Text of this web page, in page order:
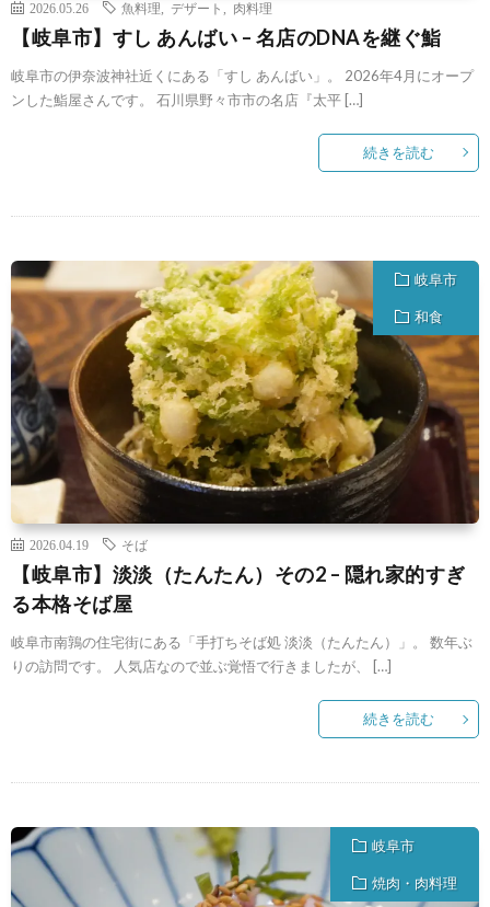
2026.05.26 魚料理 デザート 肉料理
【岐阜市】すし あんばい – 名店のDNAを継ぐ鮨
岐阜市の伊奈波神社近くにある「すし あんばい」。 2026年4月にオープ
ンした鮨屋さんです。 石川県野々市市の名店『太平 […]
続きを読む
岐阜市
和食
2026.04.19 そば
【岐阜市】淡淡（たんたん）その2 – 隠れ家的すぎ
る本格そば屋
岐阜市南鶉の住宅街にある「手打ちそば処 淡淡（たんたん）」。 数年ぶ
りの訪問です。 人気店なので並ぶ覚悟で行きましたが、 […]
続きを読む
岐阜市
焼肉・肉料理